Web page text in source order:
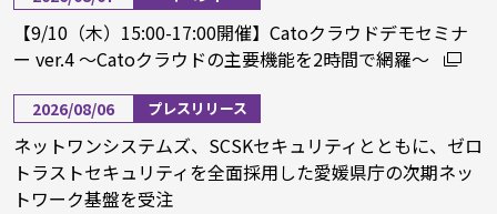
【9/10（木）15:00-17:00開催】Catoクラウドデモセミナ
ー ver.4 ～Catoクラウドの主要機能を2時間で網羅～
2026/08/06 プレスリリース
ネットワンシステムズ、SCSKセキュリティとともに、ゼロ
トラストセキュリティを全面採用した愛媛県庁の次期ネッ
トワーク基盤を受注